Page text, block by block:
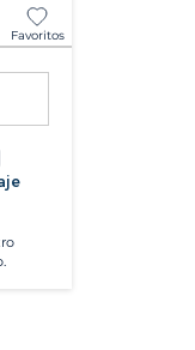
Favoritos